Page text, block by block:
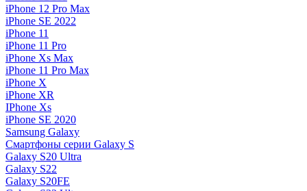
iPhone 12 Pro Max
iPhone SE 2022
iPhone 11
iPhone 11 Pro
iPhone Xs Max
iPhone 11 Pro Max
iPhone X
iPhone XR
IPhone Xs
iPhone SE 2020
Samsung Galaxy
Смартфоны серии Galaxy S
Galaxy S20 Ultra
Galaxy S22
Galaxy S20FE